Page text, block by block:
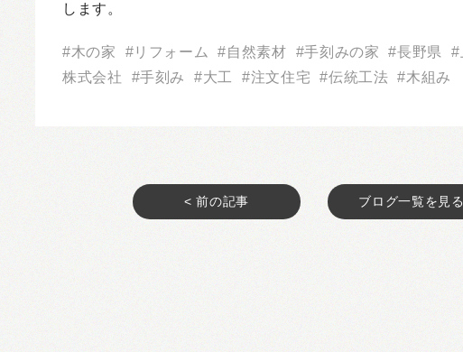
します。
木の家 リフォーム 自然素材 手刻みの家 長野県
株式会社
手刻み 大工 注文住宅 伝統工法 木組み
< 前の記事 ブログ一覧を見る